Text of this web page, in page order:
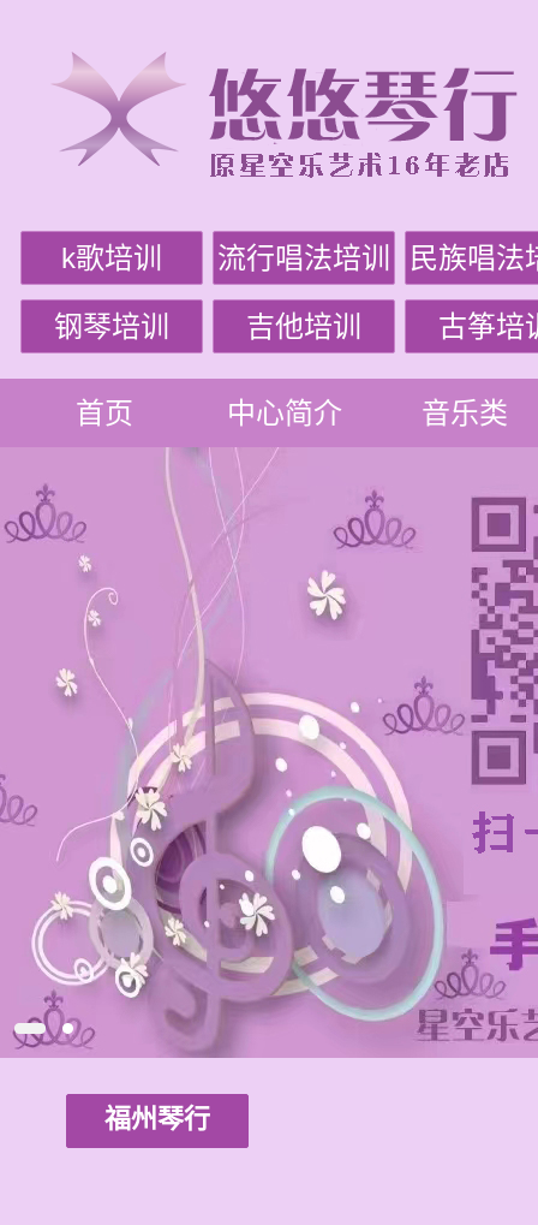
k歌培训 流行唱法培训 民族唱法
钢琴培训 吉他培训 古筝培
首页 中心简介 音乐类
福州琴行